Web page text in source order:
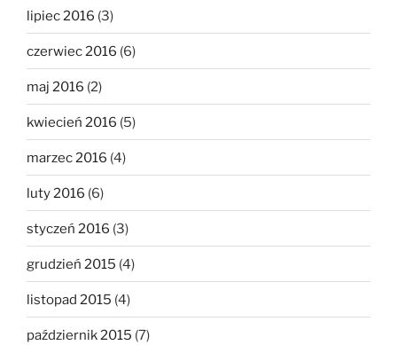
lipiec 2016 (3)
czerwiec 2016 (6)
maj 2016 (2)
kwiecień 2016 (5)
marzec 2016 (4)
luty 2016 (6)
styczeń 2016 (3)
grudzień 2015 (4)
listopad 2015 (4)
październik 2015 (7)